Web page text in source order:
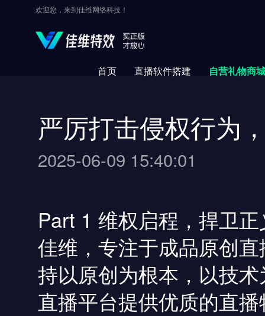
欢迎您，来到佳维网络科技！
首页 直播软件搭建 自营礼物商城
严厉打击侵权行为
2025-06-09 15:40:01
Part 1 维权启程，捍卫正
佳维，专注于成品原创
持以原创为根本，以技
直播平台提供优质的直